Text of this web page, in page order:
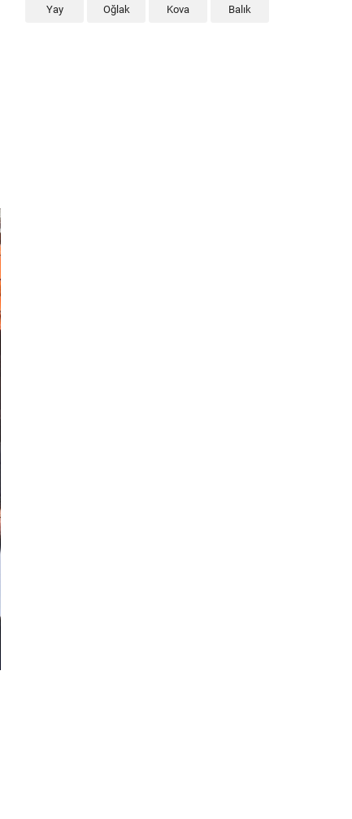
Yay Oğlak Kova Balık